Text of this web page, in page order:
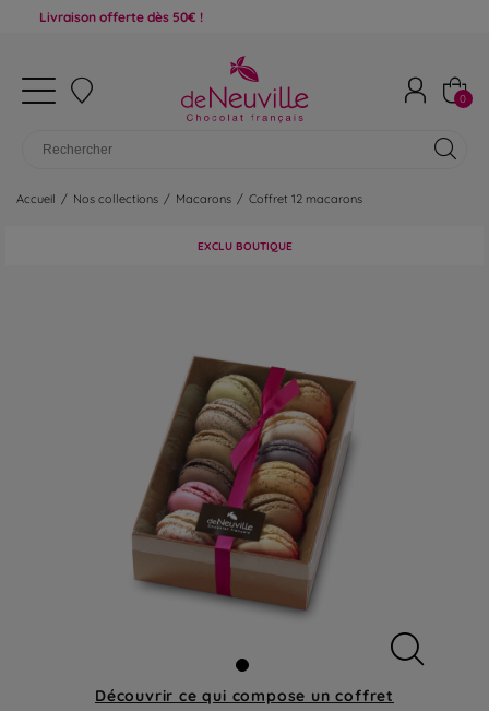
offerte dès 50€ !
0
Accueil / Nos collections / Macarons / Coffret 12 macarons
EXCLU BOUTIQUE
Découvrir ce qui compose un coffret